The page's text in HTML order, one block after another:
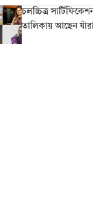
চলচ্চিত্র
তালিকায় আছেন